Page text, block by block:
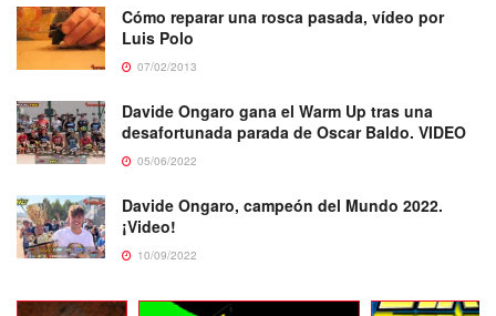
Cómo reparar una rosca pasada, vídeo por
Luis Polo
07/02/2013
Davide Ongaro gana el Warm Up tras una
desafortunada parada de Oscar Baldo. VIDEO
05/06/2022
Davide Ongaro, campeón del Mundo 2022.
¡Video!
10/09/2022